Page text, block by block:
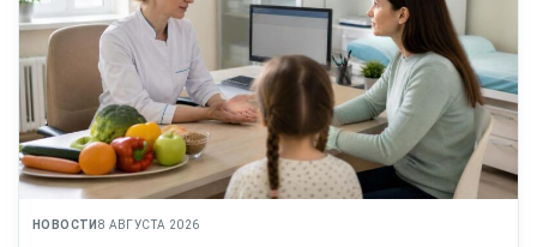
НОВОСТИ 8 АВГУСТА 2026